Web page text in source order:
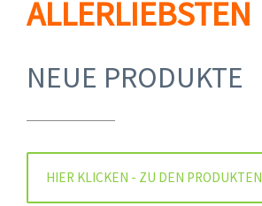
ALLERLIEBSTEN
NEUE PRODUKTE
HIER KLICKEN - ZU DEN PRODUKTEN